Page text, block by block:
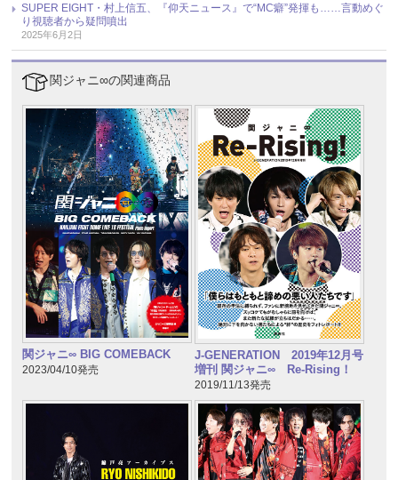
SUPER EIGHT・村上信五、『仰天ニュース』で“MC癖”発揮も……言動めぐ
り視聴者から疑問噴出
2025年6月2日
関ジャニ∞の関連商品
関ジャニ∞ BIG COMEBACK
2023/04/10発売
J-GENERATION 2019年12月号
増刊 関ジャニ∞ Re-Rising！
2019/11/13発売